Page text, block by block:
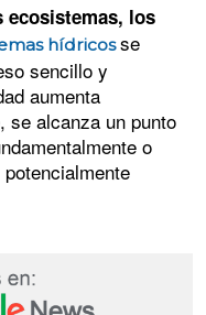
ecosistemas, los
hídricos se
sencillo y
aumenta
se alcanza un punto
o